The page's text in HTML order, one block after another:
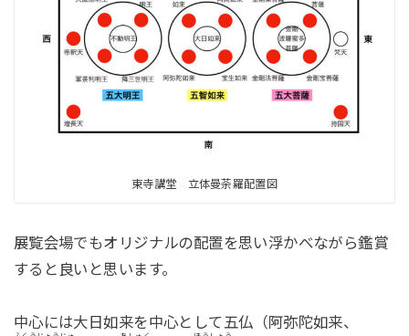
東寺講堂 立体曼荼羅配置図
展覧会場でもオリジナルの配置を思い浮かべながら鑑賞
すると良いと思います。
中心には大日如来を中心として五仏（阿弥陀如来、